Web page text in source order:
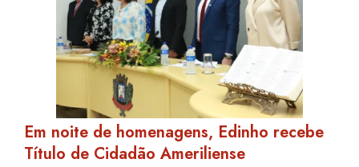
Em noite de homenagens, Edinho recebe
Título de Cidadão Ameriliense